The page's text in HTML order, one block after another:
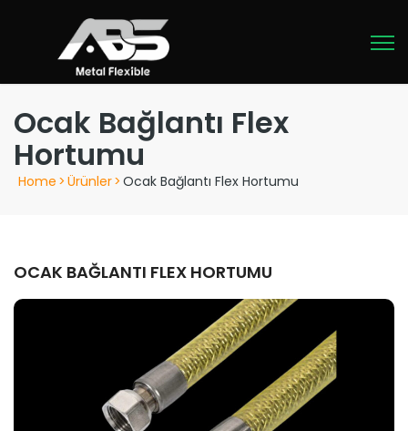
Ocak Bağlantı Flex
Hortumu
Home >Ürünler>Ocak Bağlantı Flex Hortumu
OCAK BAĞLANTI FLEX HORTUMU